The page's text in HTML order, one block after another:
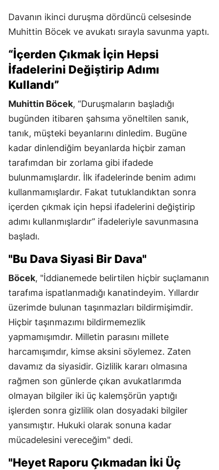
Davanın ikinci duruşma dördüncü celsesinde
Muhittin Böcek ve avukatı sırayla savunma yaptı.
“İçerden Çıkmak İçin Hepsi
İfadelerini Değiştirip Adımı
Kullandı”
Muhittin Böcek, “Duruşmaların başladığı
bugünden itibaren şahsıma yöneltilen sanık,
tanık, müşteki beyanlarını dinledim. Bugüne
kadar dinlendiğim beyanlarda hiçbir zaman
tarafımdan bir zorlama gibi ifadede
bulunmamışlardır. İlk ifadelerinde benim adımı
kullanmamışlardır. Fakat tutuklandıktan sonra
içerden çıkmak için hepsi ifadelerini değiştirip
adımı kullanmışlardır” ifadeleriyle savunmasına
başladı.
"Bu Dava Siyasi Bir Dava"
Böcek, "İddianemede belirtilen hiçbir suçlamanın
tarafıma ispatlanmadığı kanatindeyim. Yıllardır
üzerimde bulunan taşınmazları bildirmişimdir.
Hiçbir taşınmazımı bildirmemezlik
yapmamışımdır. Milletin parasını millete
harcamışımdır, kimse aksini söylemez. Zaten
davamız da siyasidir. Gizlilik kararı olmasına
rağmen son günlerde çıkan avukatlarımda
olmayan bilgiler iki üç kalemşörün yaptığı
işlerden sonra gizlilik olan dosyadaki bilgiler
yansımıştır. Hukuki olarak sonuna kadar
mücadelesini vereceğim" dedi.
"Heyet Raporu Çıkmadan İki Üç